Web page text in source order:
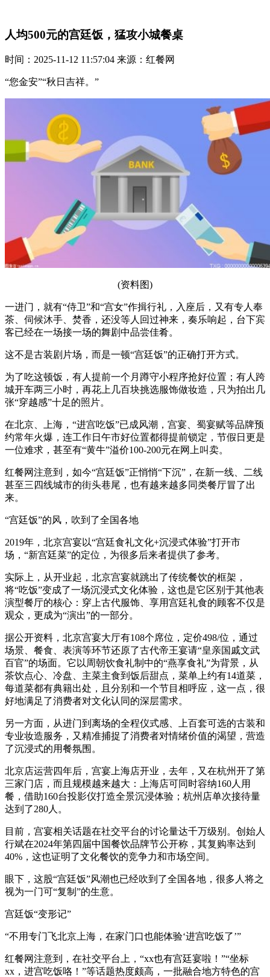
人均500元的宫廷饭，猛攻小城餐桌
时间：2025-11-12 11:57:04 来源：红餐网
“您金安”“秋日吉祥。”
(资料图)
一进门，就有“侍卫”和“宫女”作揖行礼，入座后，又有专人奉
茶、伺候沐手、焚香，还没等人回过神来，奏乐响起，台下宾
客已经在一场接一场的舞剧中品尝佳肴。
这不是古装剧片场，而是一顿“宫廷饭”的正确打开方式。
为了吃这顿饭，有人提前一个月蹲守小程序抢好位置；有人跨
城开车两三小时，再花上几百块挑选服饰做妆造，只为拍出几
张“穿越感”十足的照片。
在北京、上海，“进宫吃饭”已成风潮，宫宴、蜀宴赋等品牌预
约常年火爆，连工作日午市好位置都得提前锁定，节假日更是
一位难求，甚至有“黄牛”溢价100-200元在网上叫卖。
红餐网注意到，如今“宫廷饭”正悄悄“下沉”，在新一线、二线
甚至三四线城市的街头巷尾，也有越来越多同类餐厅冒了出
来。
“宫廷饭”的风，吹到了全国各地
2019年，北京宫宴以“宫廷食礼文化+沉浸式体验”打开市
场，“新宫廷菜”的定位，为很多后来者提供了参考。
实际上，从开业起，北京宫宴就跳出了传统餐饮的框架，
将“吃饭”变成了一场沉浸式文化体验，这也是它区别于其他表
演型餐厅的核心：穿上古代服饰、享用宫廷礼食的顾客不仅是
观众，更成为“演出”的一部分。
据公开资料，北京宫宴大厅有108个席位，定价498/位，通过
场景、餐食、表演等环节还原了古代帝王宴请“皇亲国戚文武
百官”的场面。它以周朝饮食礼制中的“燕享食礼”为背景，从
茶饮点心、冷盘、主菜主食到饭后甜点，菜单上约有14道菜，
每道菜都有典籍出处，且分别和一个节目相呼应，这一点，很
好地满足了消费者对文化认同的深层需求。
另一方面，从进门到离场的全程仪式感、上百套可选的古装和
专业妆造服务，又精准捕捉了消费者对情绪价值的渴望，营造
了沉浸式的用餐氛围。
北京店运营四年后，宫宴上海店开业，去年，又在杭州开了第
三家门店，而且规模越来越大：上海店可同时容纳160人用
餐，借助160台投影仪打造全景沉浸体验；杭州店单次接待量
达到了280人。
目前，宫宴相关话题在社交平台的讨论量达千万级别。创始人
行斌在2024年第四届中国餐饮品牌节公开称，其复购率达到
40%，这也证明了文化餐饮的竞争力和市场空间。
眼下，这股“宫廷饭”风潮也已经吹到了全国各地，很多人将之
视为一门可“复制”的生意。
宫廷饭“变形记”
“不用专门飞北京上海，在家门口也能体验‘进宫吃饭了’”
红餐网注意到，在社交平台上，“xx也有宫廷宴啦！”“坐标
xx，进宫吃饭咯！”等话题热度颇高，一批融合地方特色的宫